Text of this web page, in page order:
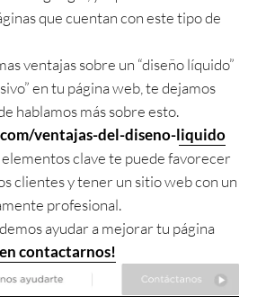
que cuentan con este tipo de
ventajas sobre un “diseño líquido”
en tu página web, te dejamos
hablamos más sobre esto.
ventajas-del-diseno-liquido
clave te puede favorecer
clientes y tener un sitio web con un
profesional.
ayudar a mejorar tu página
contactarnos!